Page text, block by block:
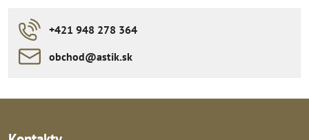
+421 948 278 364
obchod​​@astik​​.sk